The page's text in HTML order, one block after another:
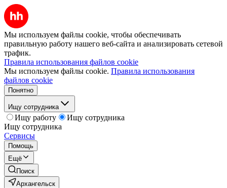
Мы используем файлы cookie, чтобы обеспечивать
правильную работу нашего веб-сайта и анализировать сетевой
трафик.
Правила использования файлов cookie
Мы используем файлы cookie. Правила использования
файлов cookie
Понятно
Ищу сотрудника
Ищу работу
Ищу сотрудника
Ищу сотрудника
Сервисы
Помощь
Ещё
Поиск
Архангельск